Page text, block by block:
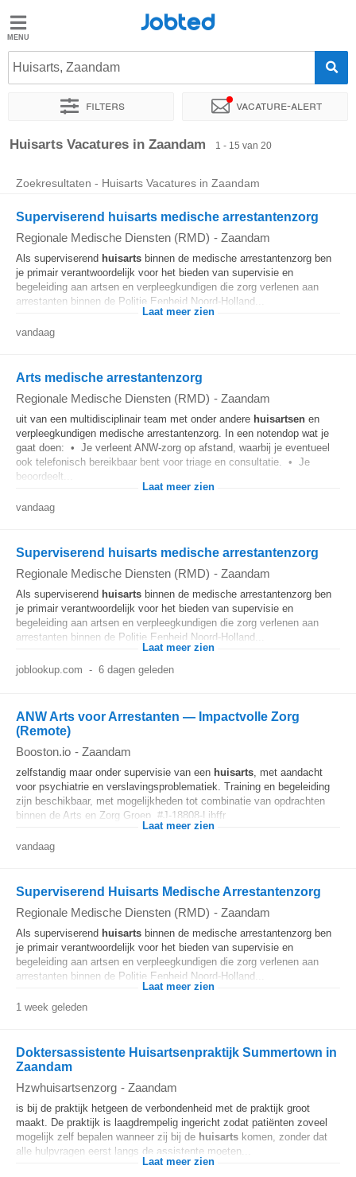
Jobted
Vacatures
Salarissen
Jobted
Huisarts, Zaandam
Filters Vacature-alert
Sorteer op Exacte locatie Soort dienstverband
Huisarts Vacatures in Zaandam 1 - 15 van 20
Zoekresultaten - Huisarts Vacatures in Zaandam
Superviserend huisarts medische arrestantenzorg
Regionale Medische Diensten (RMD) - Zaandam
Als superviserend huisarts binnen de medische arrestantenzorg ben
je primair verantwoordelijk voor het bieden van supervisie en
begeleiding aan artsen en verpleegkundigen die zorg verlenen aan
arrestanten binnen de Politie Eenheid Noord-Holland...
Laat meer zien
vandaag
Arts medische arrestantenzorg
Regionale Medische Diensten (RMD) - Zaandam
uit van een multidisciplinair team met onder andere huisartsen en
verpleegkundigen medische arrestantenzorg. In een notendop wat je
gaat doen: • Je verleent ANW-zorg op afstand, waarbij je eventueel
ook telefonisch bereikbaar bent voor triage en consultatie. • Je
beoordeelt...
Laat meer zien
vandaag
Superviserend huisarts medische arrestantenzorg
Regionale Medische Diensten (RMD) - Zaandam
Als superviserend huisarts binnen de medische arrestantenzorg ben
je primair verantwoordelijk voor het bieden van supervisie en
begeleiding aan artsen en verpleegkundigen die zorg verlenen aan
arrestanten binnen de Politie Eenheid Noord-Holland...
Laat meer zien
joblookup.com - 6 dagen geleden
ANW Arts voor Arrestanten — Impactvolle Zorg
(Remote)
Booston.io - Zaandam
zelfstandig maar onder supervisie van een huisarts, met aandacht
voor psychiatrie en verslavingsproblematiek. Training en begeleiding
zijn beschikbaar, met mogelijkheden tot combinatie van opdrachten
binnen de Arts en Zorg Groep. #J-18808-Ljbffr
Laat meer zien
vandaag
Superviserend Huisarts Medische Arrestantenzorg
Regionale Medische Diensten (RMD) - Zaandam
Als superviserend huisarts binnen de medische arrestantenzorg ben
je primair verantwoordelijk voor het bieden van supervisie en
begeleiding aan artsen en verpleegkundigen die zorg verlenen aan
arrestanten binnen de Politie Eenheid Noord-Holland...
Laat meer zien
1 week geleden
Doktersassistente Huisartsenpraktijk Summertown in
Zaandam
Hzwhuisartsenzorg - Zaandam
is bij de praktijk hetgeen de verbondenheid met de praktijk groot
maakt. De praktijk is laagdrempelig ingericht zodat patiënten zoveel
mogelijk zelf bepalen wanneer zij bij de huisarts komen, zonder dat
alle hulpvragen eerst langs de assistente moeten...
Laat meer zien